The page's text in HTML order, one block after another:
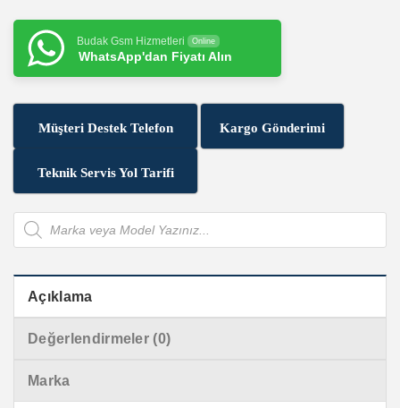
Budak Gsm Hizmetleri Online
WhatsApp'dan Fiyatı Alın
Müşteri Destek Telefon Kargo Gönderimi
Teknik Servis Yol Tarifi
Products
search
Açıklama
Değerlendirmeler (0)
Marka